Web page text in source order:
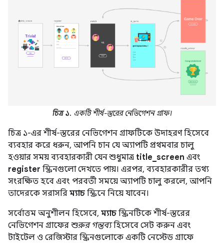
চিত্র ১. একটি শীর্ষ-স্তরের নেভিগেশন গ্রাফ।
চিত্র ১-এর শীর্ষ-স্তরের নেভিগেশন গ্রাফটিকে উদাহরণ হিসেবে
ব্যবহার করে ধরুন, আপনি চান যে অ্যাপটি প্রথমবার চালু
হওয়ার সময় ব্যবহারকারী যেন শুধুমাত্র title_screen এবং
register স্ক্রিনগুলো দেখতে পায়। এরপর, ব্যবহারকারীর তথ্য
সংরক্ষিত হবে এবং পরবর্তী সময়ে অ্যাপটি চালু করলে, আপনি
তাদেরকে সরাসরি ম্যাচ স্ক্রিনে নিয়ে যাবেন।
সর্বোত্তম অনুশীলন হিসেবে, ম্যাচ স্ক্রিনটিকে শীর্ষ-স্তরের
নেভিগেশন গ্রাফের শুরুর গন্তব্যহিসেবে সেট করুন এবং
টাইটেল ও রেজিস্টার স্ক্রিনগুলোকে একটি নেস্টেড গ্রাফে